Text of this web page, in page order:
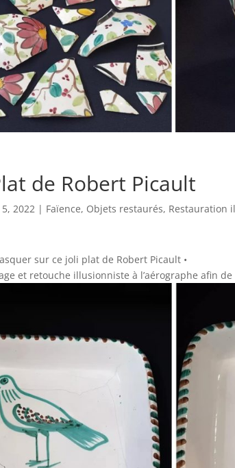
de Robert Picault
2022 | Faïence, Objets restaurés, Restauration
sur ce joli plat de Robert Picault •
et retouche illusionniste à l’aérographe afin